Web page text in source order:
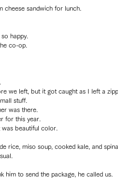
cheese sandwich for lunch.
happy.
co-op.
we left, but it got caught as I left a
stuff.
was there.
for this year.
was beautiful color.
rice, miso soup, cooked kale, and
him to send the package, he called us.